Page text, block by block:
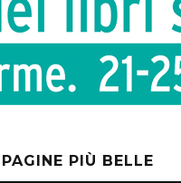
PIÙ BELLE